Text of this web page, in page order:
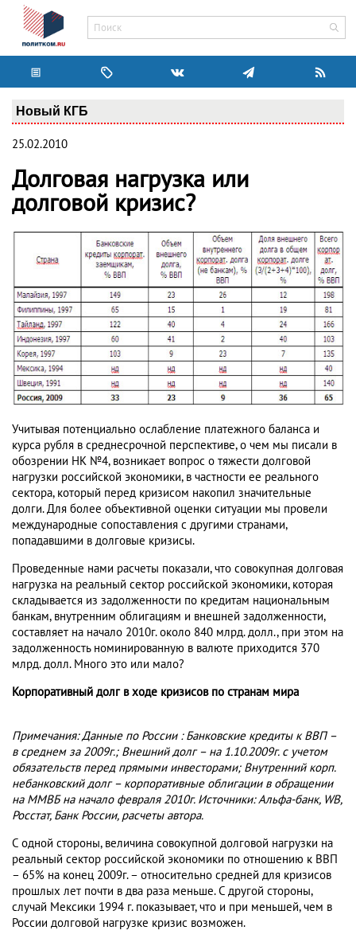
Новый КГБ
25.02.2010
Долговая нагрузка или
долговой кризис?
Учитывая потенциально ослабление платежного баланса и
курса рубля в среднесрочной перспективе, о чем мы писали в
обозрении НК №4, возникает вопрос о тяжести долговой
нагрузки российской экономики, в частности ее реального
сектора, который перед кризисом накопил значительные
долги. Для более объективной оценки ситуации мы провели
международные сопоставления с другими странами,
попадавшими в долговые кризисы.
Проведенные нами расчеты показали, что совокупная долговая
нагрузка на реальный сектор российской экономики, которая
складывается из задолженности по кредитам национальным
банкам, внутренним облигациям и внешней задолженности,
составляет на начало 2010г. около 840 млрд. долл., при этом на
задолженность номинированную в валюте приходится 370
млрд. долл. Много это или мало?
Корпоративный долг в ходе кризисов по странам мира
Примечания: Данные по России : Банковские кредиты к ВВП –
в среднем за 2009г.; Внешний долг – на 1.10.2009г. с учетом
обязательств перед прямыми инвесторами; Внутренний корп.
небанковский долг – корпоративные облигации в обращении
на ММВБ на начало февраля 2010г. Источники: Альфа-банк, WB,
Росстат, Банк России, расчеты автора.
С одной стороны, величина совокупной долговой нагрузки на
реальный сектор российской экономики по отношению к ВВП
– 65% на конец 2009г. – относительно средней для кризисов
прошлых лет почти в два раза меньше. С другой стороны,
случай Мексики 1994 г. показывает, что и при меньшей, чем в
России долговой нагрузке кризис возможен.